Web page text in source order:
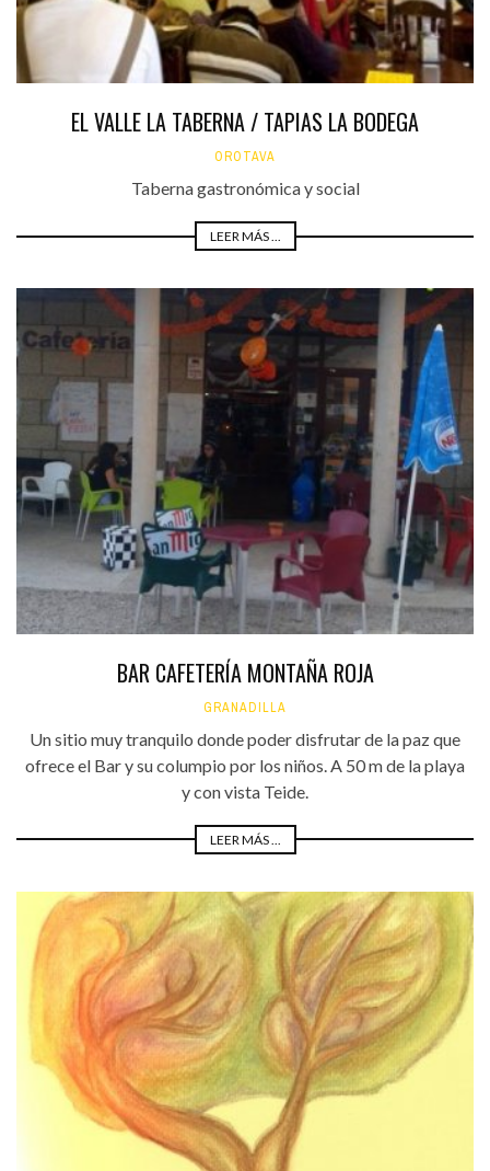
EL VALLE LA TABERNA / TAPIAS LA BODEGA
OROTAVA
Taberna gastronómica y social
LEER MÁS ...
BAR CAFETERÍA MONTAÑA ROJA
GRANADILLA
Un sitio muy tranquilo donde poder disfrutar de la paz que
ofrece el Bar y su columpio por los niños. A 50 m de la playa
y con vista Teide.
LEER MÁS ...